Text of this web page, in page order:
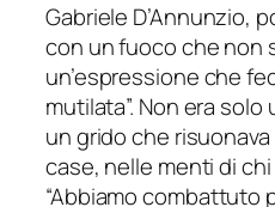
Gabriele D’Annunzio,
con un fuoco che non
un’espressione che
mutilata”. Non era
un grido che
case, nelle menti di
“Abbiamo combattuto